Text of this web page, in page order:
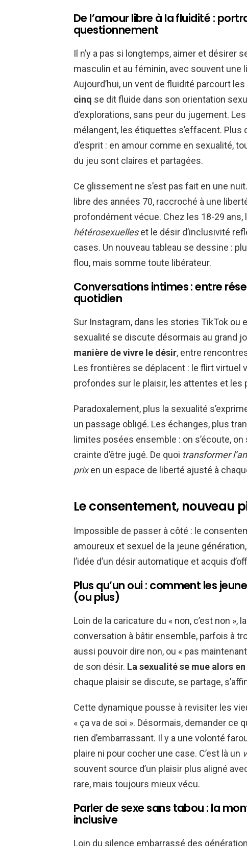
De l’amour libre à la fluidité :
questionnement
Il n’y a pas si longtemps, aimer et désirer
masculin et au féminin, avec souvent une
Aujourd’hui, un vent de fluidité parcourt
cinq se dit fluide dans son orientation
d’explorations, sans peur du jugement.
mélangent, les étiquettes s’effacent. Plus
d’esprit : en amour comme en sexualité,
du jeu sont claires et partagées.
Ce glissement ne s’est pas fait en une
libre des années 70, raccroché à une
profondément vécue. Chez les 18-29 ans,
hétérosexuelleset le désir d’inclusivité
cases. Un nouveau tableau se dessine :
flou, mais somme toute libérateur.
Conversations intimes : entre
quotidien
Sur Instagram, dans les stories TikTok ou
sexualité se discute désormais au grand
manière de vivre le désir, entre
Les frontières se déplacent : le flirt virtuel
profondes sur le plaisir, les attentes et les
Paradoxalement, plus la sexualité
un passage obligé. Les échanges, plus
limites posées ensemble : on s’écoute,
crainte d’être jugé. De quoi transformer
prixen un espace de liberté ajusté à
Le consentement, nouveau
Impossible de passer à côté : le
amoureux et sexuel de la jeune
l’idée d’un désir automatique et acquis
Plus qu’un oui : comment les
(ou plus)
Loin de la caricature du « non, c’est non
conversation à bâtir ensemble, parfois à
aussi pouvoir dire non, ou « pas
de son désir. La sexualité se mue alors
chaque plaisir se discute, se partage,
Cette dynamique pousse à revisiter les
« ça va de soi ». Désormais, demander ce
rien d’embarrassant. Il y a une volonté
plaire ni pour cocher une case. C’est là un
souvent source d’un plaisir plus aligné
rare, mais toujours mieux vécu.
Parler de sexe sans tabou : la
inclusive
Loin du silence embarrassé des